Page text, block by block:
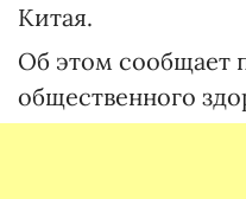
Китая.
Об этом сообщает
общественного